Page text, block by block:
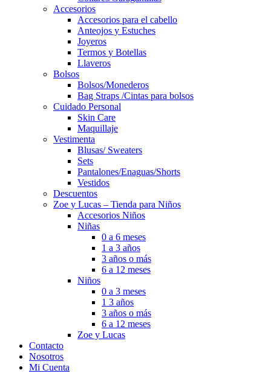
Accesorios
Accesorios para el cabello
Anteojos y Estuches
Joyeros
Termos y Botellas
Llaveros
Bolsos
Bolsos/Monederos
Bag Straps /Cintas para bolsos
Cuidado Personal
Skin Care
Maquillaje
Vestimenta
Blusas/ Sweaters
Sets
Pantalones/Enaguas/Shorts
Vestidos
Descuentos
Zoe y Lucas – Tienda para Niños
Accesorios Niños
Niñas
0 a 6 meses
1 a 3 años
3 años o más
6 a 12 meses
Niños
0 a 3 meses
1 3 años
3 años o más
6 a 12 meses
Zoe y Lucas
Contacto
Nosotros
Mi Cuenta